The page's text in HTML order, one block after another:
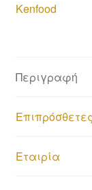
Kenfood
Περιγραφή
Εταιρία